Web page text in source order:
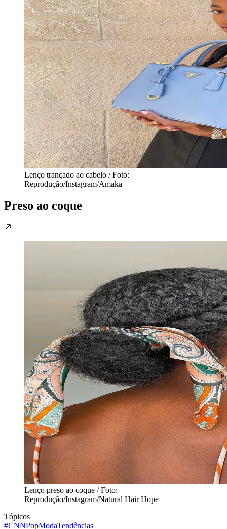
Lenço trançado ao cabelo / Foto:
Reprodução/Instagram/Amaka
Preso ao coque
Lenço preso ao coque / Foto:
Reprodução/Instagram/Natural Hair Hope
Tópicos
#CNNPopModaTendências